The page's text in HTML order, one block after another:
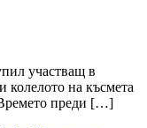
участващ в
колелото на късмета
преди […]